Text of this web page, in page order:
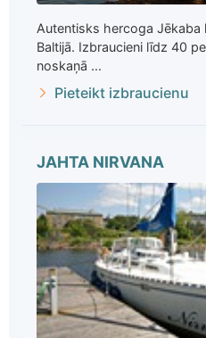
Autentisks hercoga Jēkaba
Baltijā. Izbraucieni līdz 40
noskaņā ...
Pieteikt izbraucienu
JAHTA NIRVANA